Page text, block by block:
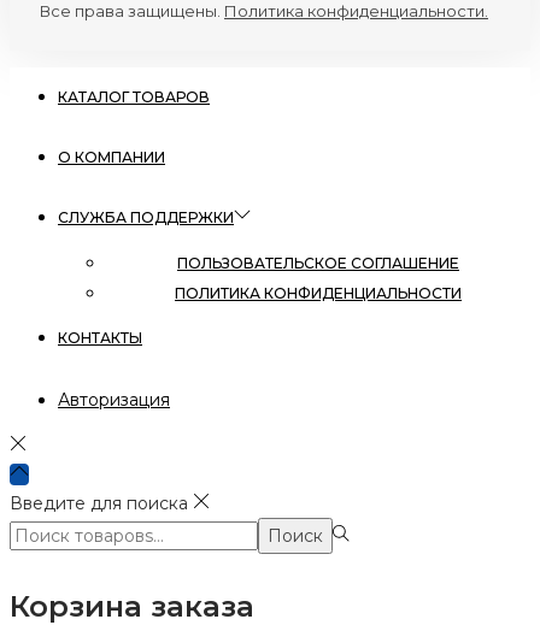
Все права защищены. Политика конфиденциальности.
КАТАЛОГ ТОВАРОВ
О КОМПАНИИ
СЛУЖБА ПОДДЕРЖКИ
ПОЛЬЗОВАТЕЛЬСКОЕ СОГЛАШЕНИЕ
ПОЛИТИКА КОНФИДЕНЦИАЛЬНОСТИ
КОНТАКТЫ
Авторизация
Введите для поиска
Поиск:>
Поиск
Корзина заказа